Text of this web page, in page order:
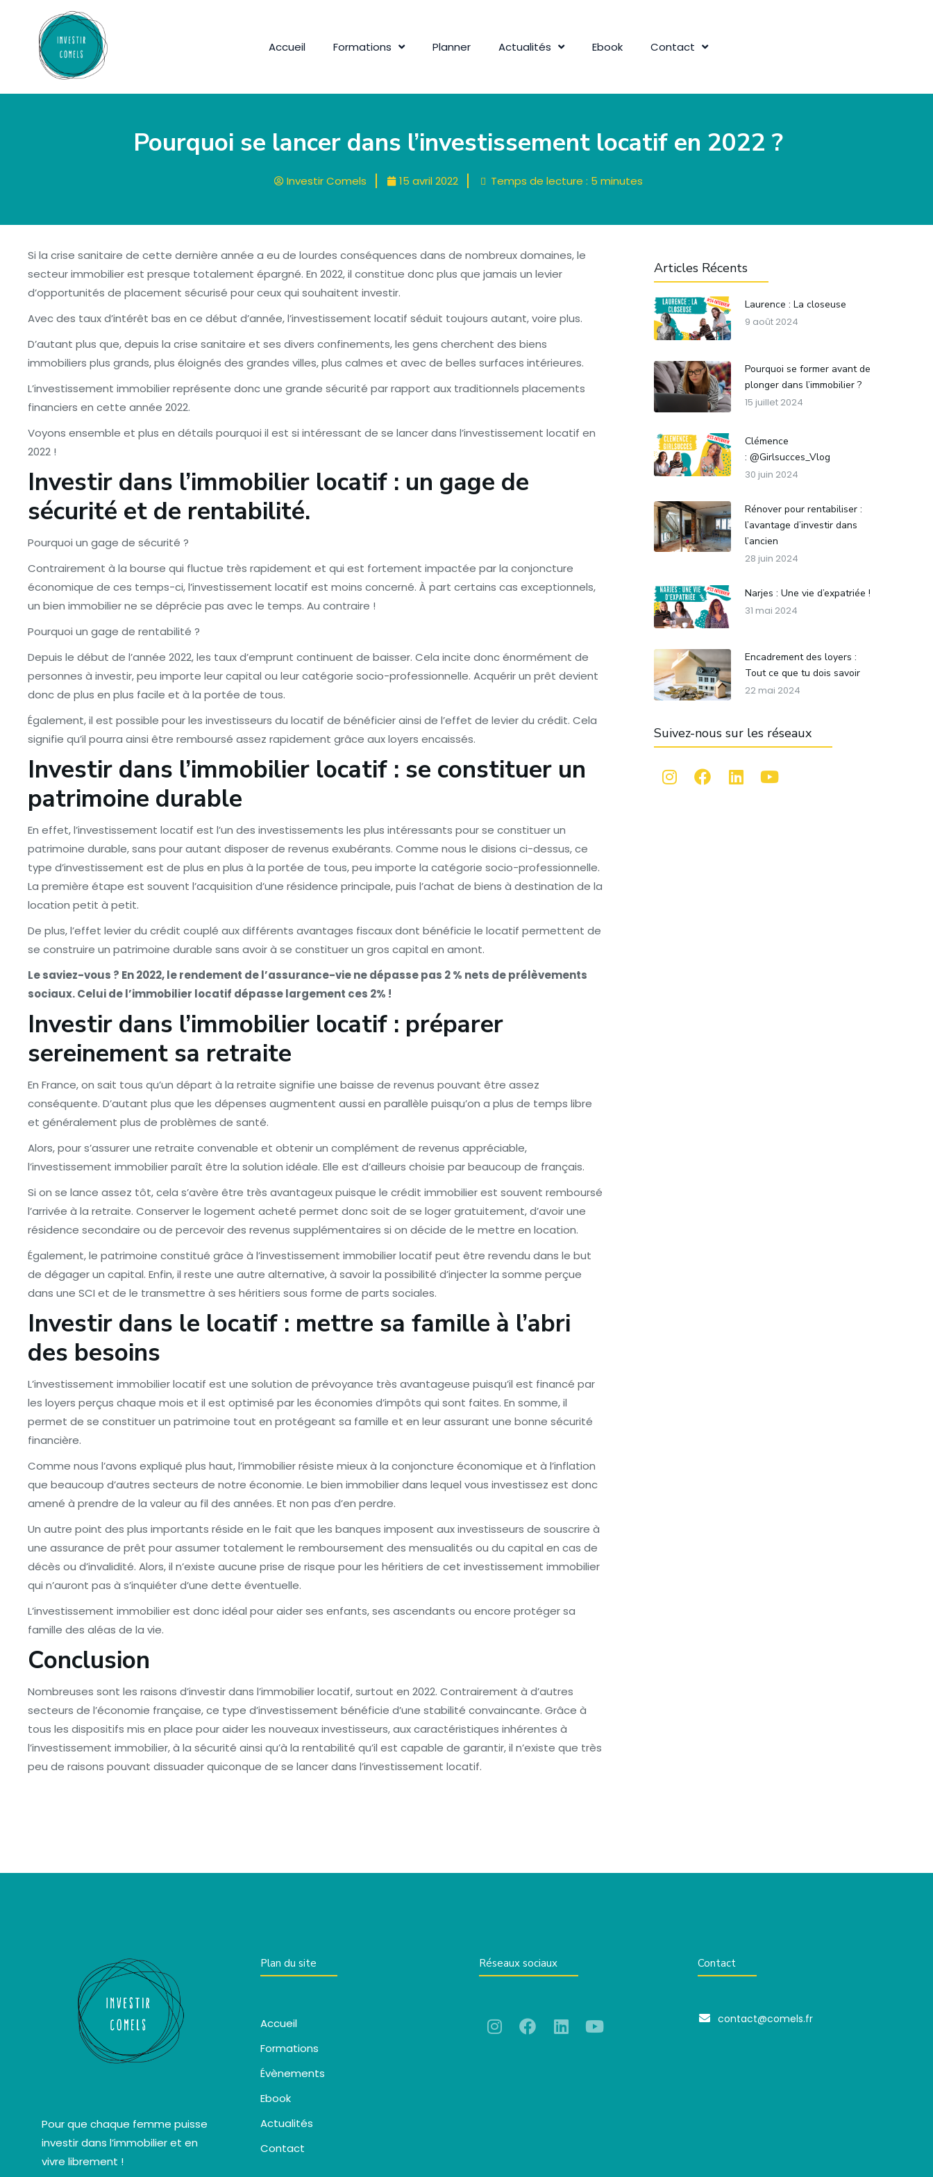
Accueil Formations Planner Actualités Ebook Contact
Pourquoi se lancer dans l’investissement locatif en 2022 ?
Investir Comels 15 avril 2022 Temps de lecture : 5 minutes
Si la crise sanitaire de cette dernière année a eu de lourdes conséquences dans de nombreux domaines, le
secteur immobilier est presque totalement épargné. En 2022, il constitue donc plus que jamais un levier
d’opportunités de placement sécurisé pour ceux qui souhaitent investir.
Avec des taux d’intérêt bas en ce début d’année, l’investissement locatif séduit toujours autant, voire plus.
D’autant plus que, depuis la crise sanitaire et ses divers confinements, les gens cherchent des biens
immobiliers plus grands, plus éloignés des grandes villes, plus calmes et avec de belles surfaces intérieures.
L’investissement immobilier représente donc une grande sécurité par rapport aux traditionnels placements
financiers en cette année 2022.
Voyons ensemble et plus en détails pourquoi il est si intéressant de se lancer dans l’investissement locatif en
2022 !
Investir dans l’immobilier locatif : un gage de
sécurité et de rentabilité.
Pourquoi un gage de sécurité ?
Contrairement à la bourse qui fluctue très rapidement et qui est fortement impactée par la conjoncture
économique de ces temps-ci, l’investissement locatif est moins concerné. À part certains cas exceptionnels,
un bien immobilier ne se déprécie pas avec le temps. Au contraire !
Pourquoi un gage de rentabilité ?
Depuis le début de l’année 2022, les taux d’emprunt continuent de baisser. Cela incite donc énormément de
personnes à investir, peu importe leur capital ou leur catégorie socio-professionnelle. Acquérir un prêt devient
donc de plus en plus facile et à la portée de tous.
Également, il est possible pour les investisseurs du locatif de bénéficier ainsi de l’effet de levier du crédit. Cela
signifie qu’il pourra ainsi être remboursé assez rapidement grâce aux loyers encaissés.
Investir dans l’immobilier locatif : se constituer un
patrimoine durable
En effet, l’investissement locatif est l’un des investissements les plus intéressants pour se constituer un
patrimoine durable, sans pour autant disposer de revenus exubérants. Comme nous le disions ci-dessus, ce
type d’investissement est de plus en plus à la portée de tous, peu importe la catégorie socio-professionnelle.
La première étape est souvent l’acquisition d’une résidence principale, puis l’achat de biens à destination de la
location petit à petit.
De plus, l’effet levier du crédit couplé aux différents avantages fiscaux dont bénéficie le locatif permettent de
se construire un patrimoine durable sans avoir à se constituer un gros capital en amont.
Le saviez-vous ? En 2022, le rendement de l’assurance-vie ne dépasse pas 2 % nets de prélèvements
sociaux. Celui de l’immobilier locatif dépasse largement ces 2% !
Investir dans l’immobilier locatif : préparer
sereinement sa retraite
En France, on sait tous qu’un départ à la retraite signifie une baisse de revenus pouvant être assez
conséquente. D’autant plus que les dépenses augmentent aussi en parallèle puisqu’on a plus de temps libre
et généralement plus de problèmes de santé.
Alors, pour s’assurer une retraite convenable et obtenir un complément de revenus appréciable,
l’investissement immobilier paraît être la solution idéale. Elle est d’ailleurs choisie par beaucoup de français.
Si on se lance assez tôt, cela s’avère être très avantageux puisque le crédit immobilier est souvent remboursé
l’arrivée à la retraite. Conserver le logement acheté permet donc soit de se loger gratuitement, d’avoir une
résidence secondaire ou de percevoir des revenus supplémentaires si on décide de le mettre en location.
Également, le patrimoine constitué grâce à l’investissement immobilier locatif peut être revendu dans le but
de dégager un capital. Enfin, il reste une autre alternative, à savoir la possibilité d’injecter la somme perçue
dans une SCI et de le transmettre à ses héritiers sous forme de parts sociales.
Investir dans le locatif : mettre sa famille à l’abri
des besoins
L’investissement immobilier locatif est une solution de prévoyance très avantageuse puisqu’il est financé par
les loyers perçus chaque mois et il est optimisé par les économies d’impôts qui sont faites. En somme, il
permet de se constituer un patrimoine tout en protégeant sa famille et en leur assurant une bonne sécurité
financière.
Comme nous l’avons expliqué plus haut, l’immobilier résiste mieux à la conjoncture économique et à l’inflation
que beaucoup d’autres secteurs de notre économie. Le bien immobilier dans lequel vous investissez est donc
amené à prendre de la valeur au fil des années. Et non pas d’en perdre.
Un autre point des plus importants réside en le fait que les banques imposent aux investisseurs de souscrire à
une assurance de prêt pour assumer totalement le remboursement des mensualités ou du capital en cas de
décès ou d’invalidité. Alors, il n’existe aucune prise de risque pour les héritiers de cet investissement immobilier
qui n’auront pas à s’inquiéter d’une dette éventuelle.
L’investissement immobilier est donc idéal pour aider ses enfants, ses ascendants ou encore protéger sa
famille des aléas de la vie.
Conclusion
Nombreuses sont les raisons d’investir dans l’immobilier locatif, surtout en 2022. Contrairement à d’autres
secteurs de l’économie française, ce type d’investissement bénéficie d’une stabilité convaincante. Grâce à
tous les dispositifs mis en place pour aider les nouveaux investisseurs, aux caractéristiques inhérentes à
l’investissement immobilier, à la sécurité ainsi qu’à la rentabilité qu’il est capable de garantir, il n’existe que très
peu de raisons pouvant dissuader quiconque de se lancer dans l’investissement locatif.
Articles Récents
Laurence : La closeuse
9 août 2024
Pourquoi se former avant de
plonger dans l’immobilier ?
15 juillet 2024
Clémence
: @Girlsucces_Vlog
30 juin 2024
Rénover pour rentabiliser :
l’avantage d’investir dans
l’ancien
28 juin 2024
Narjes : Une vie d’expatriée !
31 mai 2024
Encadrement des loyers :
Tout ce que tu dois savoir
22 mai 2024
Suivez-nous sur les réseaux
Pour que chaque femme puisse
investir dans l’immobilier et en
vivre librement !
Plan du site
Accueil
Formations
Évènements
Ebook
Actualités
Contact
Réseaux sociaux Contact
contact@comels.fr